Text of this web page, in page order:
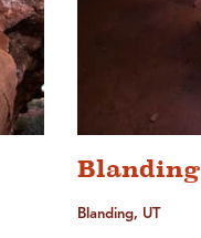
Blanding
Blanding, UT